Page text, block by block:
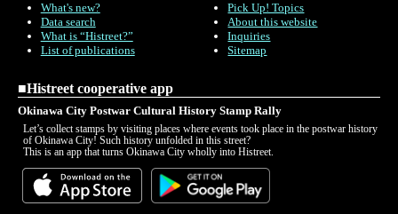
What's new?
Data search
What is “Histreet?”
List of publications
Pick Up! Topics
About this website
Inquiries
Sitemap
■Histreet cooperative app
Okinawa City Postwar Cultural History Stamp Rally
Let’s collect stamps by visiting places where events took place in the postwar history
of Okinawa City! Such history unfolded in this street?
This is an app that turns Okinawa City wholly into Histreet.